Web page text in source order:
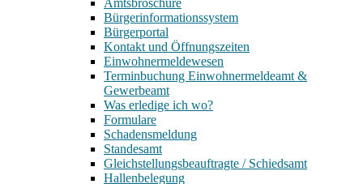
Amtsbroschüre
Bürgerinformationssystem
Bürgerportal
Kontakt und Öffnungszeiten
Einwohnermeldewesen
Terminbuchung Einwohnermeldeamt &
Gewerbeamt
Was erledige ich wo?
Formulare
Schadensmeldung
Standesamt
Gleichstellungsbeauftragte / Schiedsamt
Hallenbelegung